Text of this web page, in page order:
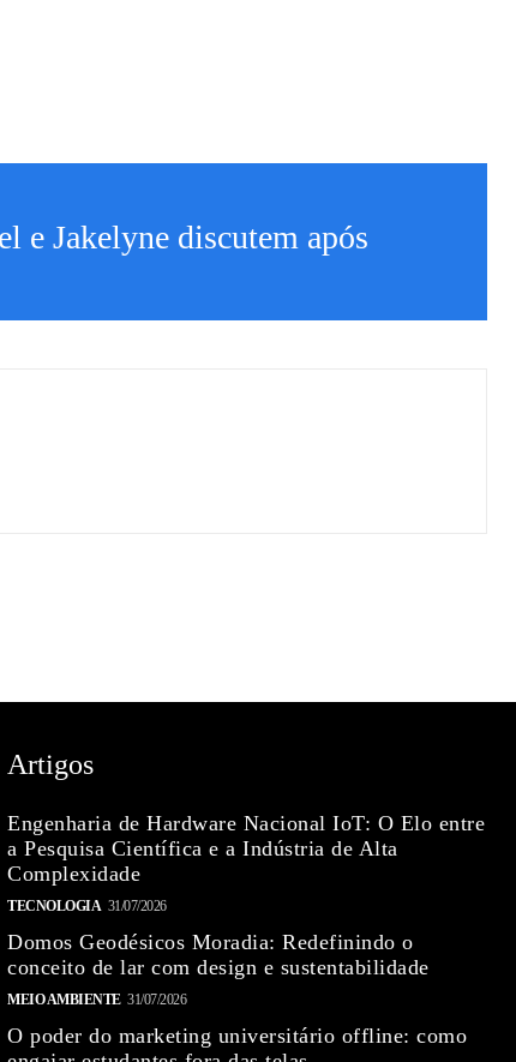
e Jakelyne discutem após
Artigos
Engenharia de Hardware Nacional IoT: O Elo entre
a Pesquisa Científica e a Indústria de Alta
Complexidade
TECNOLOGIA 31/07/2026
Domos Geodésicos Moradia: Redefinindo o
conceito de lar com design e sustentabilidade
MEIO AMBIENTE 31/07/2026
O poder do marketing universitário offline: como